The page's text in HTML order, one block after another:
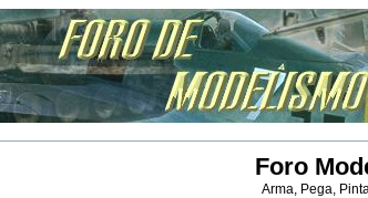
Foro
Arma, Pega,